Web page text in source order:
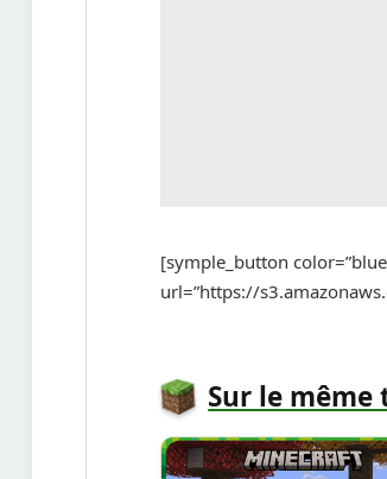
[symple_button
url=”https://
Sur le même